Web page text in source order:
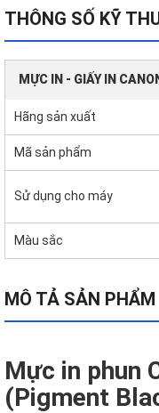
THÔNG SỐ KỸ
MỰC IN - GIẤY IN
Hãng sản xuất
Mã sản phẩm
Sử dụng cho máy
Màu sắc
MÔ TẢ SẢN PHẨM
Mực in phun
(Pigment